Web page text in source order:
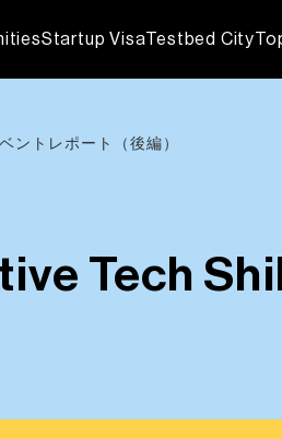
Startup VisaTestbed City
ントレポート（後編）
Tech